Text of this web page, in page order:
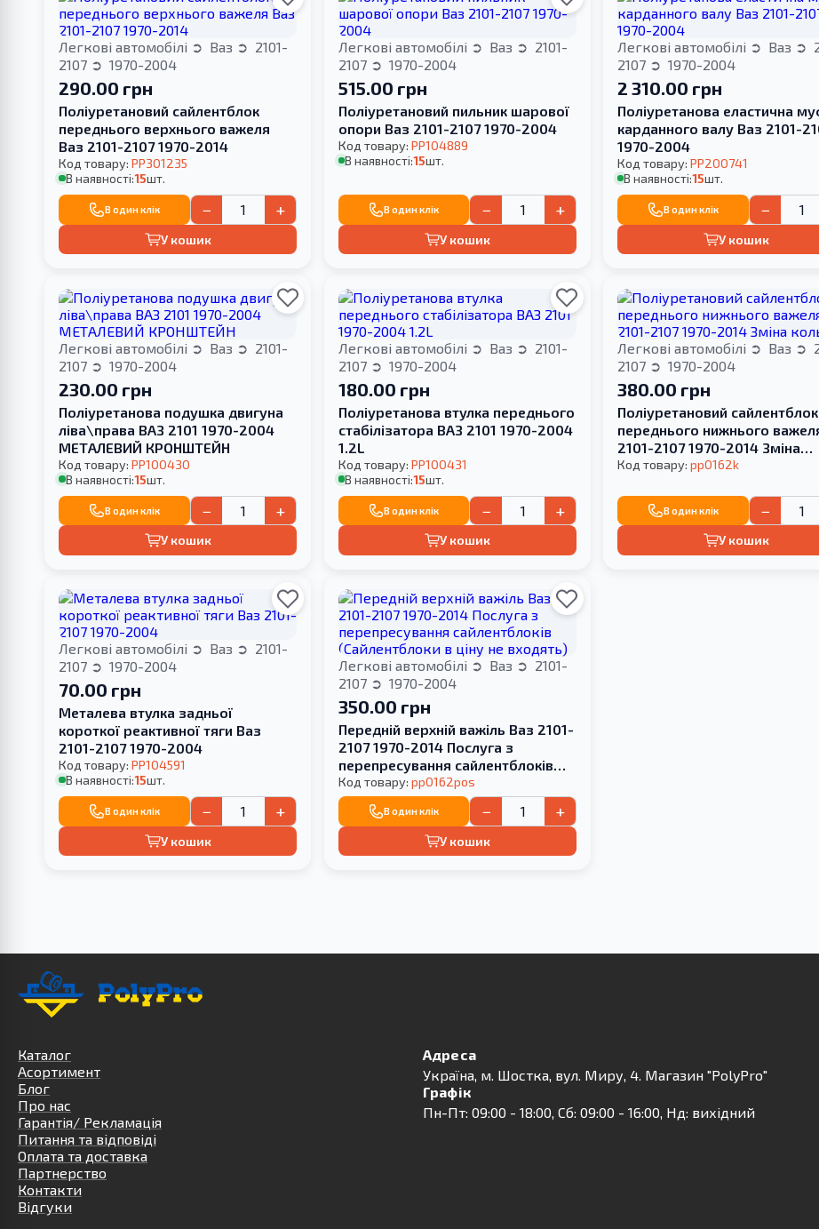
Легкові автомобілі Ваз
2101-
2107
1970-2004
290.00 грн
Поліуретановий сайлентблок
переднього верхнього важеля
Ваз 2101-2107 1970-2014
Код товару:PP301235
В наявності:15шт.
В один клік − +
У кошик
Легкові автомобілі Ваз
2101-
2107
1970-2004
515.00 грн
Поліуретановий пильник шарової
опори Ваз 2101-2107 1970-2004
Код товару: PP104889
В наявності:15шт.
В один клік − +
У кошик
Легкові автомобілі Ваз
2107
1970-2004
2 310.00 грн
Поліуретанова еластична
карданного валу Ваз 2101-
1970-2004
Код товару:PP200741
В наявності:15шт.
В один клік −
У кошик
Легкові автомобілі Ваз
2101-
2107
1970-2004
230.00 грн
Поліуретанова подушка двигуна
ліва\права ВАЗ 2101 1970-2004
МЕТАЛЕВИЙ КРОНШТЕЙН
Код товару:PP100430
В наявності:15шт.
В один клік − +
У кошик
Легкові автомобілі Ваз
2101-
2107
1970-2004
180.00 грн
Поліуретанова втулка переднього
стабілізатора ВАЗ 2101 1970-2004
1.2L
Код товару: PP100431
В наявності:15шт.
В один клік − +
У кошик
Легкові автомобілі Ваз
2107
1970-2004
380.00 грн
Поліуретановий сайлентблок
переднього нижнього
2101-2107 1970-2014 Зміна
кольору
Код товару:pp0162k
В один клік −
У кошик
Легкові автомобілі Ваз
2101-
2107
1970-2004
70.00 грн
Металева втулка задньої
короткої реактивної тяги Ваз
2101-2107 1970-2004
Код товару:PP104591
В наявності:15шт.
В один клік − +
У кошик
Легкові автомобілі Ваз
2101-
2107
1970-2004
350.00 грн
Передній верхній важіль Ваз 2101-
2107 1970-2014 Послуга з
перепресування сайлентблоків
(Сайлентблоки в ціну не входять)
Код товару: pp0162pos
В один клік − +
У кошик
Каталог
Асортимент
Блог
Про нас
Гарантія/ Рекламація
Питання та відповіді
Оплата та доставка
Партнерство
Контакти
Відгуки
Адреса
Українa, м. Шостка, вул. Миру, 4. Магазин "PolyPro"
Графік
Пн-Пт: 09:00 - 18:00, Сб: 09:00 - 16:00, Нд: вихідний